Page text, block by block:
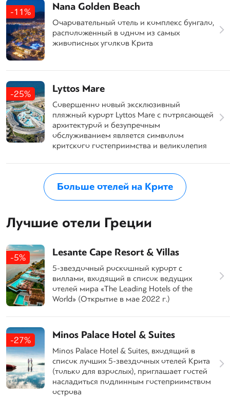
-11% Nana Golden Beach
Очаровательный отель и комплекс бунгало,
расположенный в одном из самых
живописных уголков Крита
-25% Lyttos Mare
Совершенно новый эксклюзивный
пляжный курорт Lyttos Mare с потрясающей
архитектурой и безупречным
обслуживанием является символом
критского гостеприимства и великолепия
Больше отелей на Крите
Лучшие отели Греции
-5% Lesante Cape Resort & Villas
5-звездочный роскошный курорт с
виллами, входящий в список ведущих
отелей мира «The Leading Hotels of the
World» (Открытие в мае 2022 г.)
-27% Minos Palace Hotel & Suites
Minos Palace Hotel & Suites, входящий в
список лучших 5-звездочных отелей Крита
(только для взрослых), приглашает гостей
насладиться подлинным гостеприимством
острова